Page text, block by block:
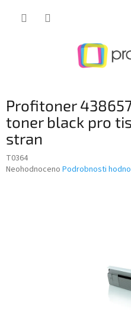
Profitoner
toner black pro
stran
T0364
Průměrné
Neohodnoceno Podrobnosti